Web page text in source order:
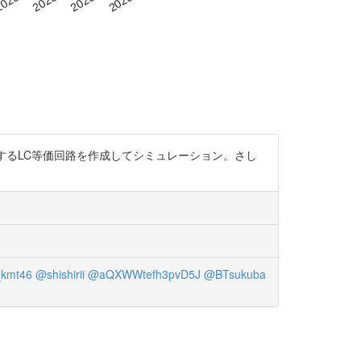
LC等価回路を作成してシミュレーション。さし
@shishirii @aQXWWtefh3pvD5J @BTsukuba